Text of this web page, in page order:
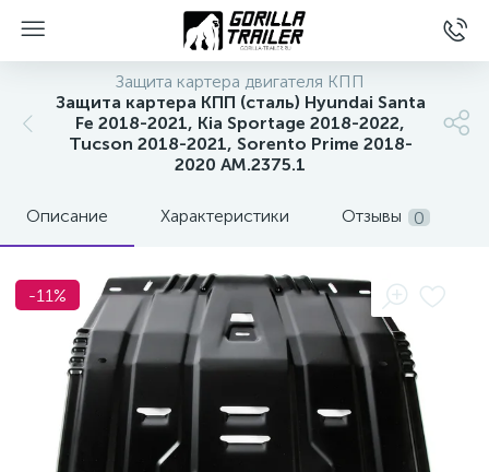
Защита картера двигателя КПП
Защита картера КПП (сталь) Hyundai Santa
Fe 2018-2021, Kia Sportage 2018-2022,
Tucson 2018-2021, Sorento Prime 2018-
2020 AM.2375.1
Описание Характеристики Отзывы 0
-11%